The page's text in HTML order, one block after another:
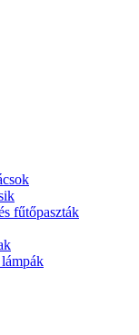
fűtőpaszták